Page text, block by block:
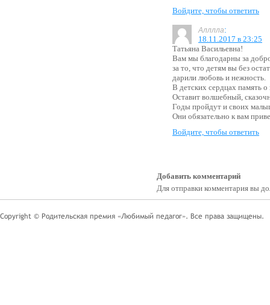
Войдите, чтобы ответить
Алллла:
18.11.2017 в 23:25
Татьяна Васильевна!
Вам мы благодарны за
за то, что детям вы без
дарили любовь и нежность.
В детских сердцах память о
Оставит волшебный,
Годы пройдут и своих
Они обязательно к вам
Войдите, чтобы ответить
Добавить комментарий
Для отправки комментария вы
Copyright © Родительская премия «Любимый педагог». Все права защищены.